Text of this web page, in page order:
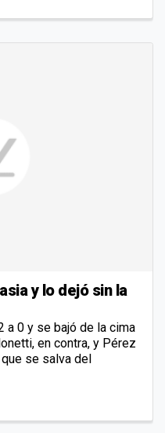
y lo dejó sin la
a 0 y se bajó de la cima
en contra, y Pérez
se salva del